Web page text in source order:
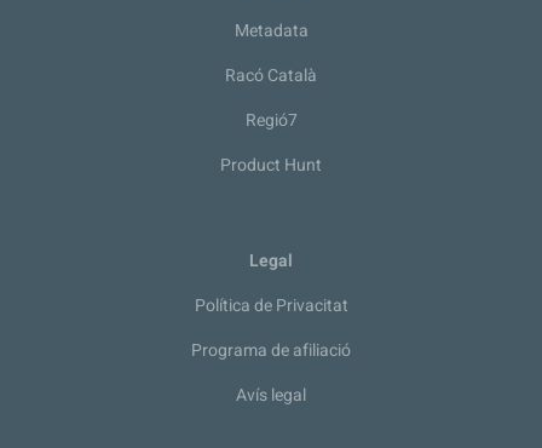
Metadata
Racó Català
Regió7
Product Hunt
Legal
Política de Privacitat
Programa de afiliació
Avís legal